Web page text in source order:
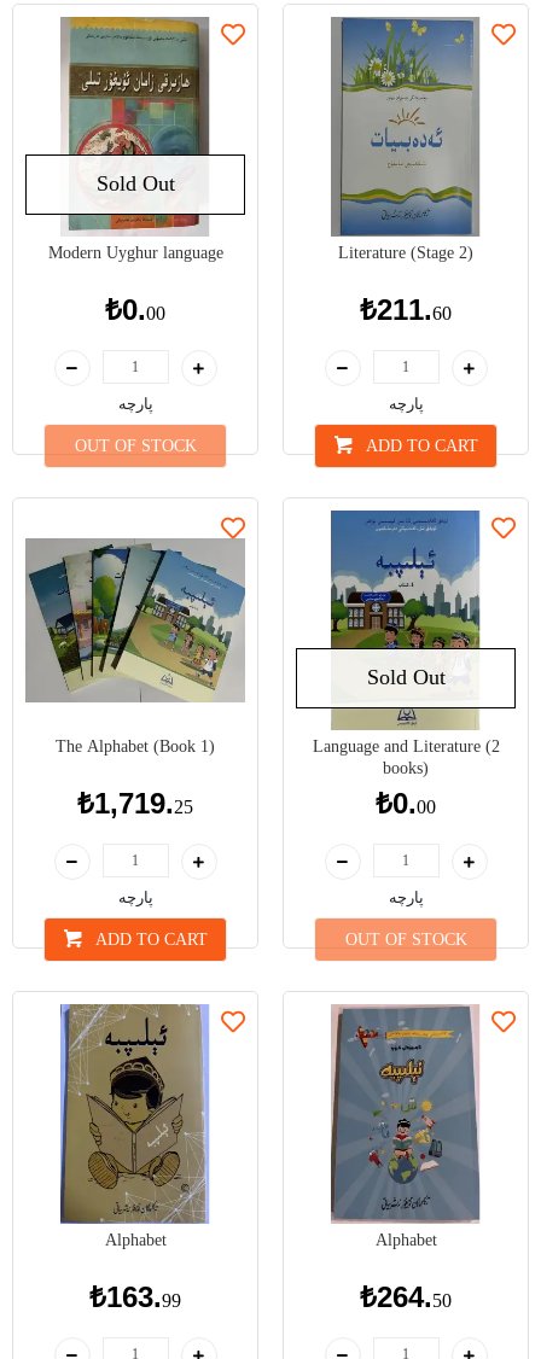
Literature (Stage 2)
₺211.60
پارچە
ADD TO CART
Sold Out
Modern Uyghur language
₺0.00
پارچە
OUT OF STOCK
Sold Out
Language and Literature (2
books)
₺0.00
پارچە
OUT OF STOCK
The Alphabet (Book 1)
₺1,719.25
پارچە
ADD TO CART
Alphabet
₺264.50
Alphabet
₺163.99